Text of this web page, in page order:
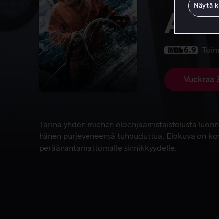
All
6.9
Vuokraa
Tarina yhden miehen eloonjäämistaistelusta
Tarina yhden miehen eloonjäämistaistelusta
hänen purjeveneensä tuhouduttua. Elokuva on
peräänantamattomalle sinnikkyydelle.
Näytä